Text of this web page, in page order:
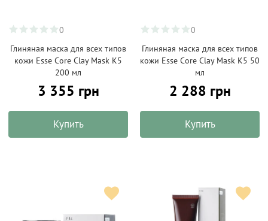
0
Глиняная маска для всех типов
кожи Esse Core Clay Mask K5
200 мл
3 355 грн
Купить
0
Глиняная маска для всех типов
кожи Esse Core Clay Mask K5 50
мл
2 288 грн
Купить